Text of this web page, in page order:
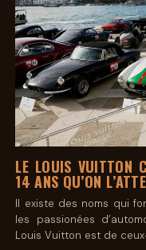
LE LOUIS VUITTON
14 ANS QU’ON
Il existe des noms qui
les passionées
Louis Vuitton est de